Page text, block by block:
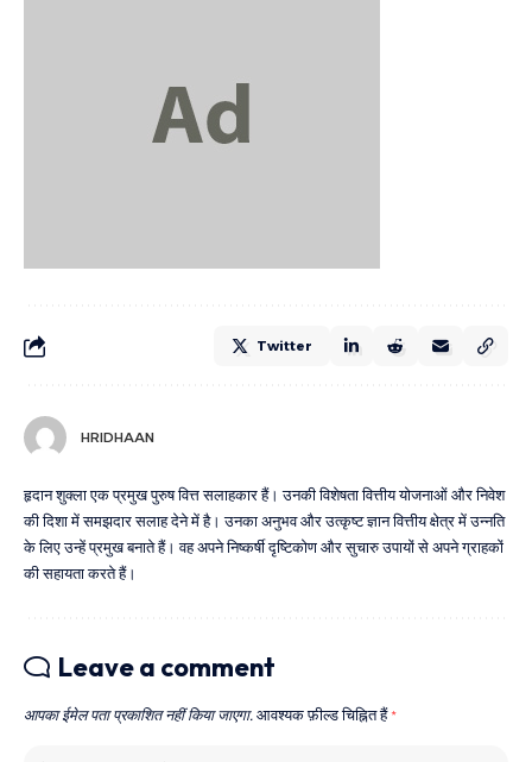
Twitter
HRIDHAAN
हृदान शुक्ला एक प्रमुख पुरुष वित्त सलाहकार हैं। उनकी विशेषता वित्तीय योजनाओं और निवेश
की दिशा में समझदार सलाह देने में है। उनका अनुभव और उत्कृष्ट ज्ञान वित्तीय क्षेत्र में उन्नति
के लिए उन्हें प्रमुख बनाते हैं। वह अपने निष्कर्षी दृष्टिकोण और सुचारु उपायों से अपने ग्राहकों
की सहायता करते हैं।
Leave a comment
आपका ईमेल पता प्रकाशित नहीं किया जाएगा. आवश्यक फ़ील्ड चिह्नित हैं *